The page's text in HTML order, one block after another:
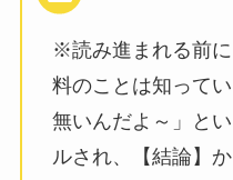
※読み進まれる前
料のことは知って
無いんだよ～」と
ルされ、【結論】